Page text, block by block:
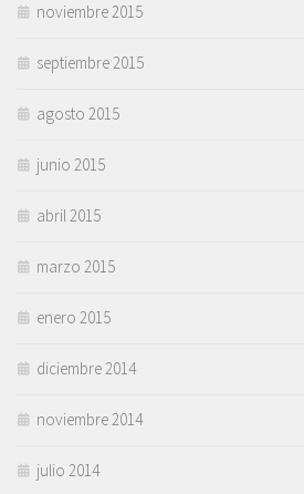
noviembre 2015
septiembre 2015
agosto 2015
junio 2015
abril 2015
marzo 2015
enero 2015
diciembre 2014
noviembre 2014
julio 2014